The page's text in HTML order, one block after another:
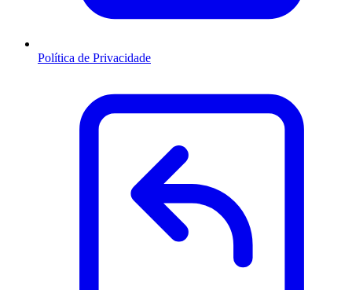
Política de Privacidade